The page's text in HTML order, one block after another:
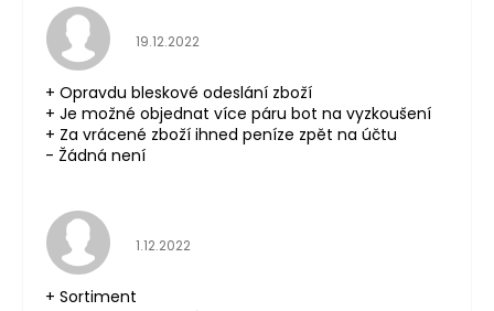
Hodnocení obchodu je 5 z 5 hvězdiček.
19.12.2022
+ Opravdu bleskové odeslání zboží
+ Je možné objednat více páru bot na vyzkoušení
+ Za vrácené zboží ihned peníze zpět na účtu
- Žádná není
Hodnocení obchodu je 5 z 5 hvězdiček.
1.12.2022
+ Sortiment